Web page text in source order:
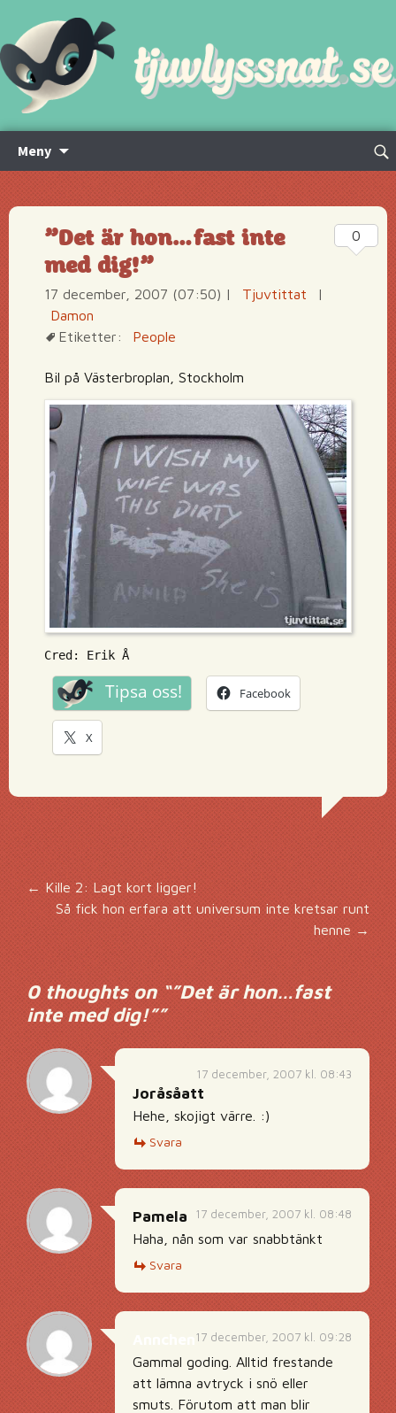
Meny
innehåll
Sök
”Det är hon…fast inte
med dig!”
17 december, 2007 (07:50) | Tjuvtittat
|
Damon
Etiketter:
People
Bil på Västerbroplan, Stockholm
Cred: Erik Å
Tipsa oss! Facebook
X
0
Inläggsnavigering
←Kille 2: Lagt kort ligger!
Så fick hon erfara att universum inte kretsar runt
henne →
0 thoughts on “”Det är hon…fast
inte med dig!””
17 december, 2007 kl. 08:43
Joråsåatt
Hehe, skojigt värre. :)
Svara
17 december, 2007 kl. 08:48
Pamela
Haha, nån som var snabbtänkt
Svara
17 december, 2007 kl. 09:28
Gammal goding. Alltid frestande
att lämna avtryck i snö eller
smuts. Förutom att man blir